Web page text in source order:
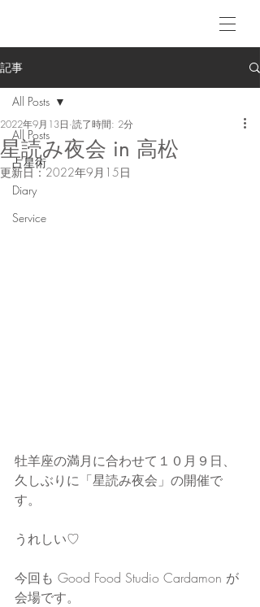
記事
All Posts
占星術
Diary
Service
All Posts
星読み夜会 in 高松
2022年9月13日 読了時間: 2分
更新日：2022年9月15日
牡羊座の満月に合わせて１０月９日、
久しぶりに「星読み夜会」の開催で
す。
うれしい♡
今回も Good Food Studio Cardamon が
会場です。